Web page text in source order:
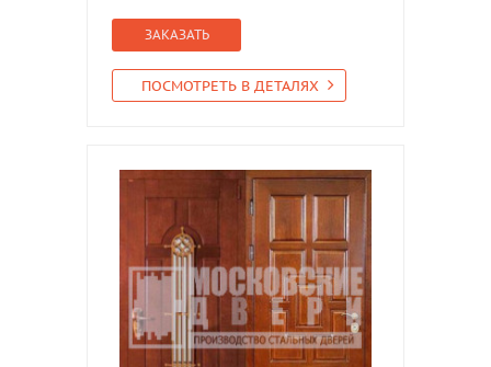
ЗАКАЗАТЬ
ПОСМОТРЕТЬ В ДЕТАЛЯХ